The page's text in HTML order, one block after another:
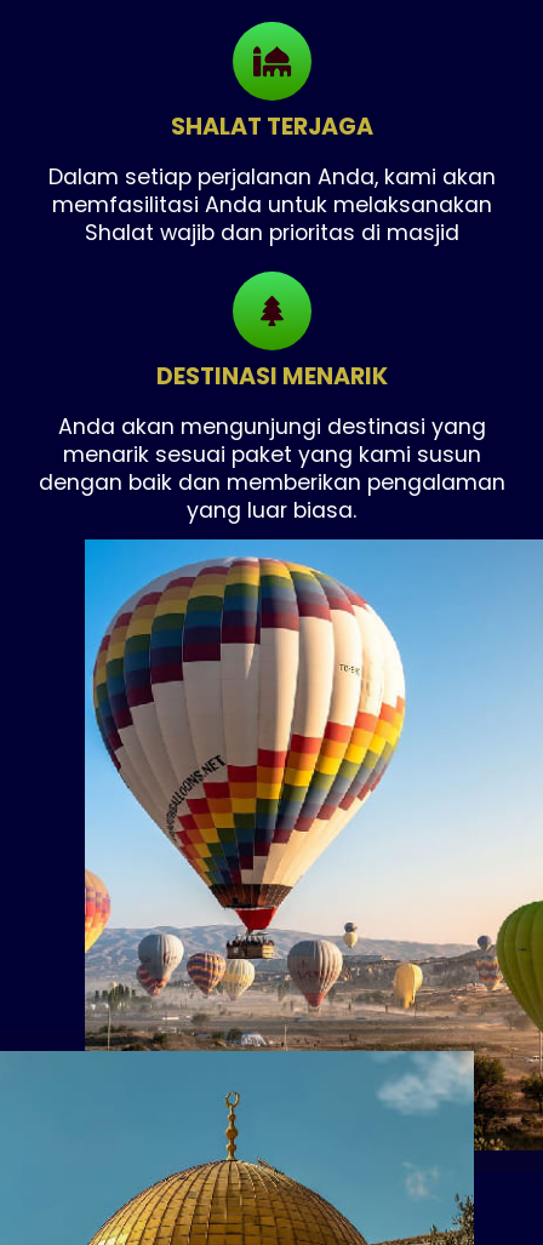
SHALAT TERJAGA
Dalam setiap perjalanan Anda, kami akan
memfasilitasi Anda untuk melaksanakan
Shalat wajib dan prioritas di masjid
DESTINASI MENARIK
Anda akan mengunjungi destinasi yang
menarik sesuai paket yang kami susun
dengan baik dan memberikan pengalaman
yang luar biasa.